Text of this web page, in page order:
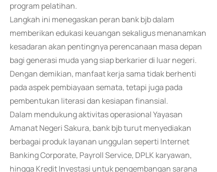
program pelatihan.
Langkah ini menegaskan peran bank bjb dalam
memberikan edukasi keuangan sekaligus menanamkan
kesadaran akan pentingnya perencanaan masa depan
bagi generasi muda yang siap berkarier di luar negeri.
Dengan demikian, manfaat kerja sama tidak berhenti
pada aspek pembiayaan semata, tetapi juga pada
pembentukan literasi dan kesiapan finansial.
Dalam mendukung aktivitas operasional Yayasan
Amanat Negeri Sakura, bank bjb turut menyediakan
berbagai produk layanan unggulan seperti Internet
Banking Corporate, Payroll Service, DPLK karyawan,
hingga Kredit Investasi untuk pengembangan sarana